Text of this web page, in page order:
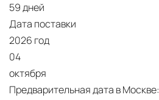
59 дней
Дата поставки
2026 год
04
октября
Предварительная дата в Москве: